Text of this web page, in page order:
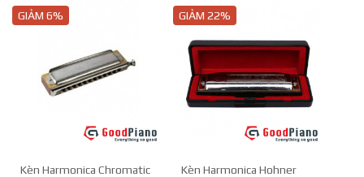
GIẢM 6%
Kèn Harmonica Chromatic
GIẢM 22%
Kèn Harmonica Hohner